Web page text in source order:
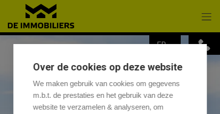
Passer le menu et aller au contenu
FR
Over de cookies op deze website
We maken gebruik van cookies om gegevens
m.b.t. de prestaties en het gebruik van deze
website te verzamelen & analyseren, om